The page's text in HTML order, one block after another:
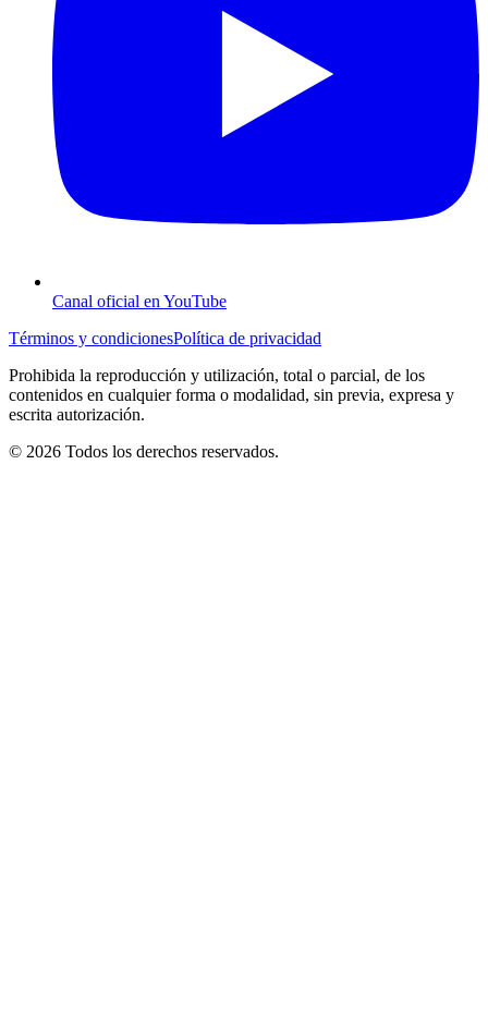
Canal oficial en YouTube
Términos y condicionesPolítica de privacidad
Prohibida la reproducción y utilización, total o parcial, de los
contenidos en cualquier forma o modalidad, sin previa, expresa y
escrita autorización.
© 2026 Todos los derechos reservados.